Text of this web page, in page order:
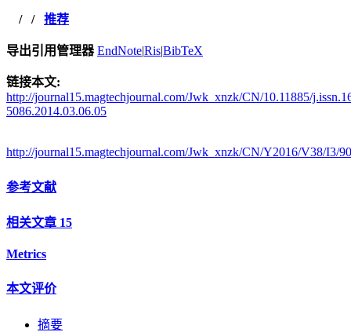
/ / 推荐
导出引用管理器 EndNote|Ris|BibTeX
链接本文:
http://journal15.magtechjournal.com/Jwk_xnzk/CN/10.11885/
5086.2014.03.06.05
http://journal15.magtechjournal.com/Jwk_xnzk/CN/Y2016/V38/I3/90
参考文献
相关文章 15
Metrics
本文评价
摘要